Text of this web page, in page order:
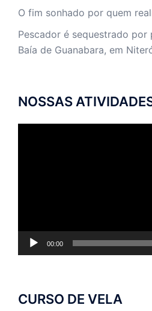
O fim sonhado por quem
Pescador é sequestrado por
Baía de Guanabara, em
NOSSAS
00:00
CURSO DE VELA